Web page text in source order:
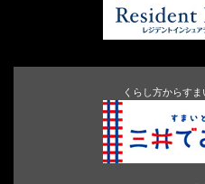
くらし方からす